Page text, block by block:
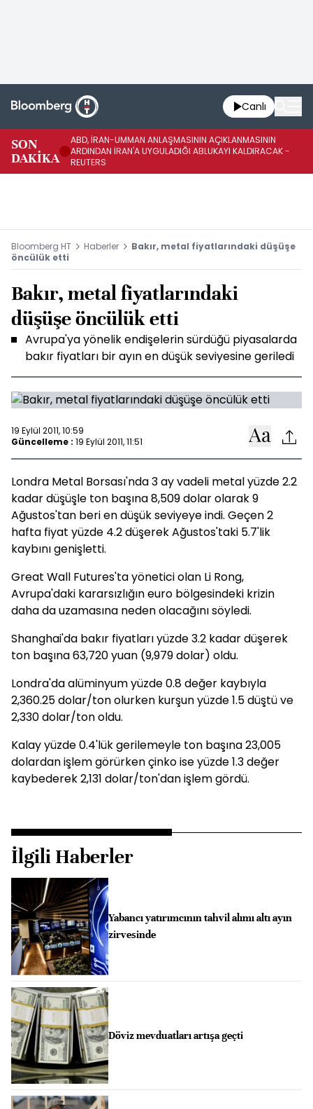
Canlı
SON
DAKİKA
ABD, İRAN-UMMAN ANLAŞMASININ AÇIKLANMASININ
ARDINDAN İRAN'A UYGULADIĞI ABLUKAYI KALDIRACAK -
REUTERS
Bloomberg HT Haberler
Bakır, metal fiyatlarındaki düşüşe
öncülük etti
Bakır, metal fiyatlarındaki
düşüşe öncülük etti
Avrupa'ya yönelik endişelerin sürdüğü piyasalarda
bakır fiyatları bir ayın en düşük seviyesine geriledi
19 Eylül 2011, 10:59
Güncelleme : 19 Eylül 2011, 11:51
Londra Metal Borsası'nda 3 ay vadeli metal yüzde 2.2
kadar düşüşle ton başına 8,509 dolar olarak 9
Ağustos'tan beri en düşük seviyeye indi. Geçen 2
hafta fiyat yüzde 4.2 düşerek Ağustos'taki 5.7'lik
kaybını genişletti.
Great Wall Futures'ta yönetici olan Li Rong,
Avrupa'daki kararsızlığın euro bölgesindeki krizin
daha da uzamasına neden olacağını söyledi.
Shanghai'da bakır fiyatları yüzde 3.2 kadar düşerek
ton başına 63,720 yuan (9,979 dolar) oldu.
Londra'da alüminyum yüzde 0.8 değer kaybıyla
2,360.25 dolar/ton olurken kurşun yüzde 1.5 düştü ve
2,330 dolar/ton oldu.
Kalay yüzde 0.4'lük gerilemeyle ton başına 23,005
dolardan işlem görürken çinko ise yüzde 1.3 değer
kaybederek 2,131 dolar/ton'dan işlem gördü.
İlgili Haberler
Yabancı yatırımcının tahvil alımı altı ayın
zirvesinde
Döviz mevduatları artışa geçti